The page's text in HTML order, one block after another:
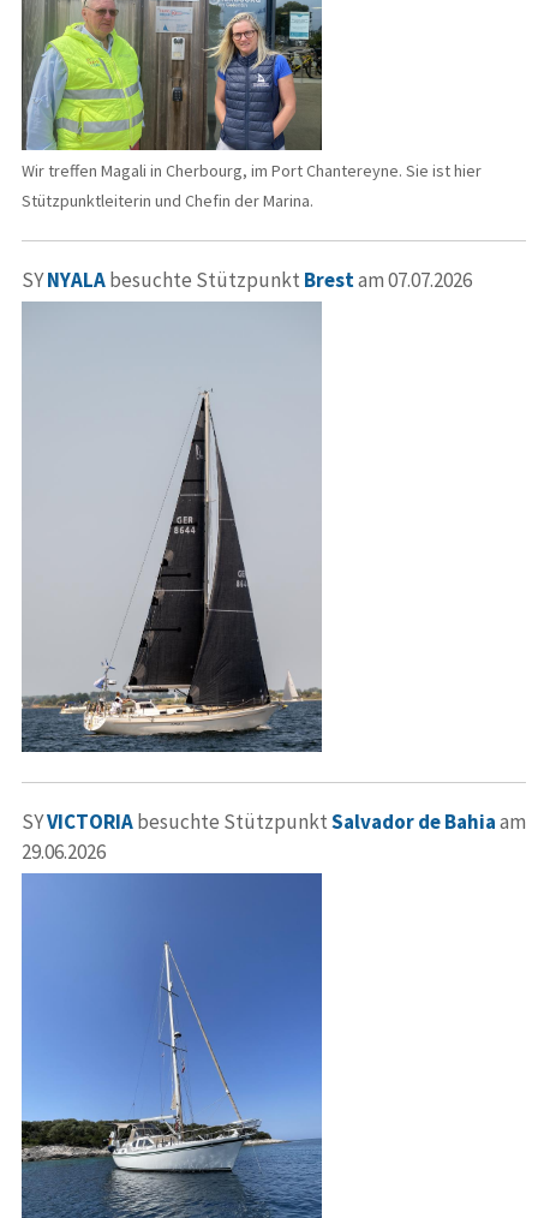
Wir treffen Magali in Cherbourg, im Port Chantereyne. Sie ist hier
Stützpunktleiterin und Chefin der Marina.
SYNYALAbesuchte Stützpunkt Brestam 07.07.2026
SYVICTORIAbesuchte StützpunktSalvador de Bahiaam
29.06.2026